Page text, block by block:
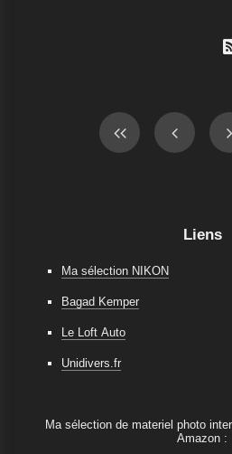
Liens
Ma sélection NIKON
Bagad Kemper
Le Loft Auto
Unidivers.fr
Ma sélection de materiel photo
Amazon :